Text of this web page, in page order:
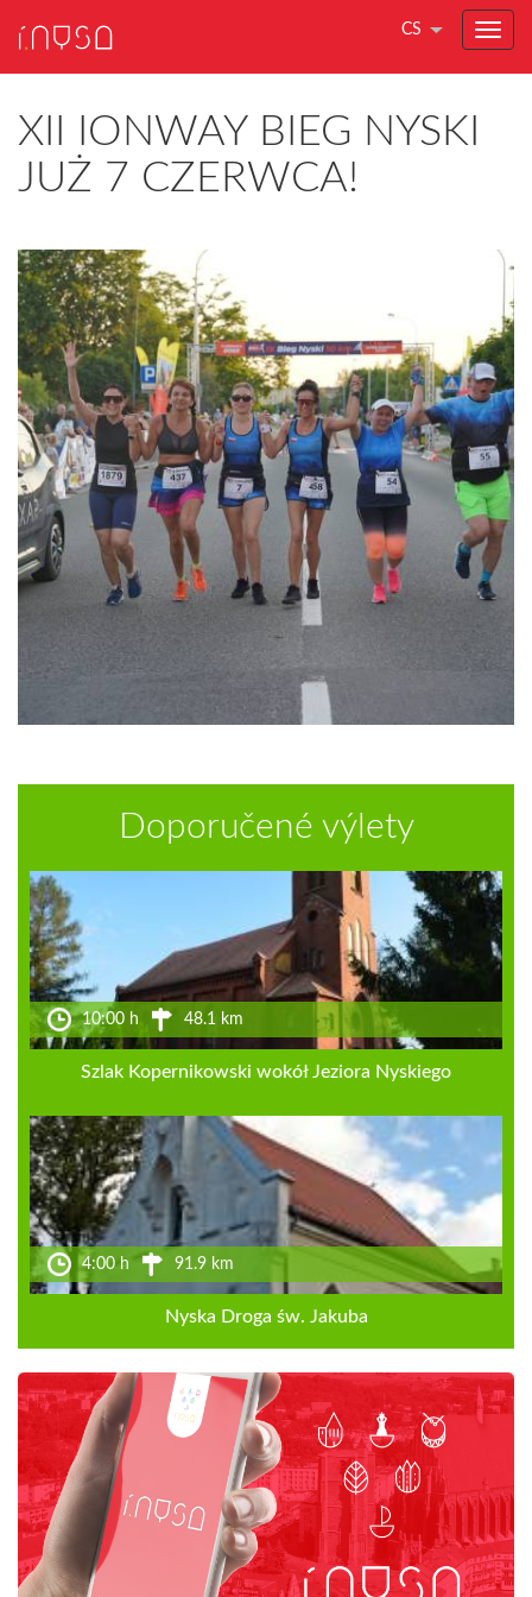
CS
XII IONWAY BIEG NYSKI
JUŻ 7 CZERWCA!
Doporučené výlety
10:00 h 48.1 km
Szlak Kopernikowski wokół Jeziora Nyskiego
4:00 h 91.9 km
Nyska Droga św. Jakuba